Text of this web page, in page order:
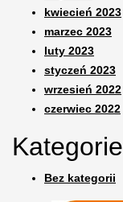
kwiecień 2023
marzec 2023
luty 2023
styczeń 2023
wrzesień 2022
czerwiec 2022
Kategorie
Bez kategorii